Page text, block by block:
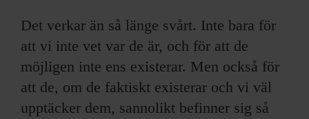
Det verkar än så länge svårt. Inte bara för
att vi inte vet var de är, och för att de
möjligen inte ens existerar. Men också för
att de, om de faktiskt existerar och vi väl
upptäcker dem, sannolikt befinner sig så